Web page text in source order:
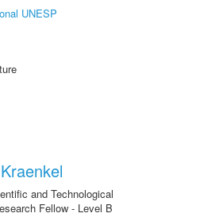
UNESP
and Technological
Fellow - Level B